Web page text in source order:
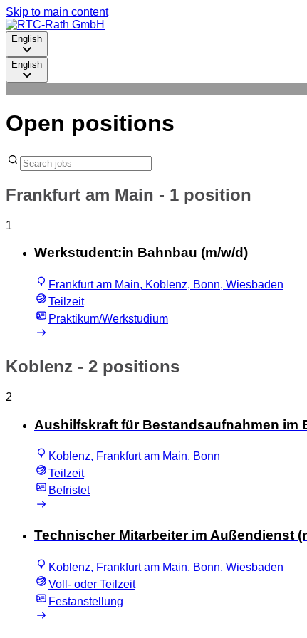
Skip to main content
English
English
Open positions
Frankfurt am Main - 1 position
1
Werkstudent:in Bahnbau (m/w/d)
Frankfurt am Main, Koblenz, Bonn, Wiesbaden
Teilzeit
Praktikum/Werkstudium
Koblenz - 2 positions
2
Aushilfskraft für Bestandsaufnahmen im
Koblenz, Frankfurt am Main, Bonn
Teilzeit
Befristet
Technischer Mitarbeiter im Außendienst
Koblenz, Frankfurt am Main, Bonn, Wiesbaden
Voll- oder Teilzeit
Festanstellung